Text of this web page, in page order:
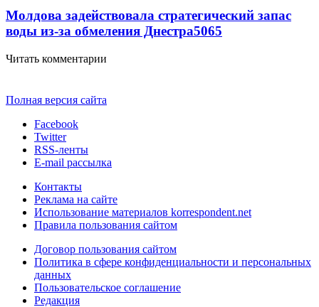
Молдова задействовала стратегический запас
воды из-за обмеления Днестра5065
Читать комментарии
Полная версия сайта
Facebook
Twitter
RSS-ленты
E-mail рассылка
Контакты
Реклама на сайте
Использование материалов korrespondent.net
Правила пользования сайтом
Договор пользования сайтом
Политика в сфере конфиденциальности и персональных
данных
Пользовательское соглашение
Редакция